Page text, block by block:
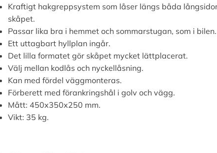
Kraftigt hakgreppsystem som låser längs båda
skåpet.
Passar lika bra i hemmet och sommarstugan, som i bilen.
Ett uttagbart hyllplan ingår.
Det lilla formatet gör skåpet mycket lättplacerat.
Välj mellan kodlås och nyckellåsning.
Kan med fördel väggmonteras.
Förberett med förankringshål i golv och vägg.
Mått: 450x350x250 mm.
Vikt: 35 kg.